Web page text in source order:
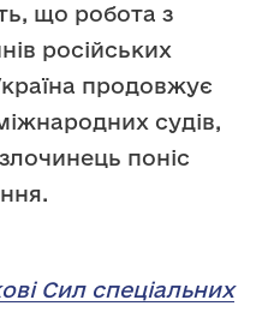
що робота з
російських
продовжує
судів,
поніс
Сил спеціальних